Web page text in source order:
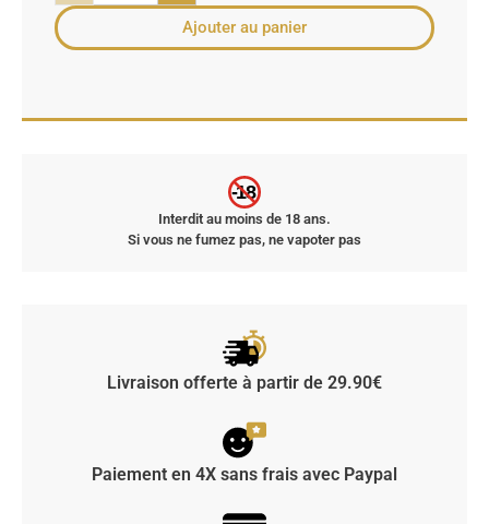
Ajouter au panier
-18
Interdit au moins de 18 ans.
Si vous ne fumez pas, ne vapoter pas
Livraison offerte à partir de 29.90€
Paiement en 4X sans frais avec Paypal